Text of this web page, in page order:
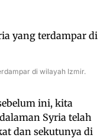
di wilayah Izmir.
ini, kita
Syria telah
dan sekutunya di